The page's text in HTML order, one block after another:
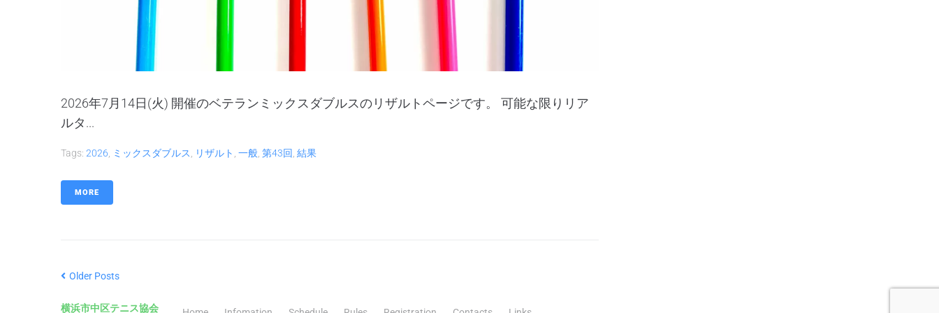
2026年7月14日(火) 開催のベテランミックスダブルスのリザルトページです。 可能な限りリア
ルタ...
Tags: 2026 ミックスダブルス リザルト 一般 第43回 結果
MORE
Older Posts
横浜市中区テニス協会